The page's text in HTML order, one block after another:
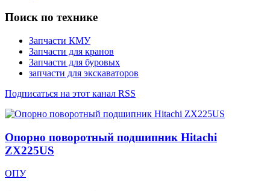
Поиск по технике
Запчасти КМУ
Запчасти для кранов
Запчасти для буровых
запчасти для экскаваторов
Подписаться на этот канал RSS
Опорно поворотный подшипник Hitachi
ZX225US
ОПУ